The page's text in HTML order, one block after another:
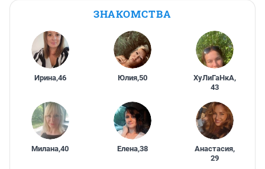
ЗНАКОМСТВА
Ирина,46 Юлия,50 ХуЛиГаНкА,
43
Милана,40 Елена,38 Анастасия,
29